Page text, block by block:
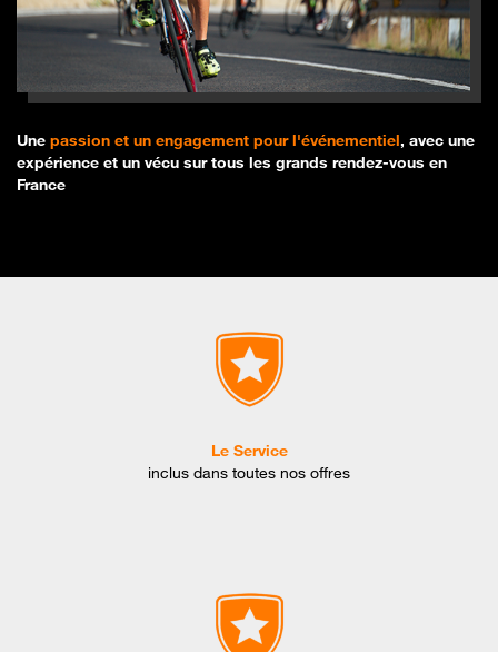
Une passion et un engagement pour l'événementiel, avec une
expérience et un vécu sur tous les grands rendez-vous en
France
Le Service
inclus dans toutes nos offres